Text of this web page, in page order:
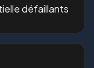
défaillants